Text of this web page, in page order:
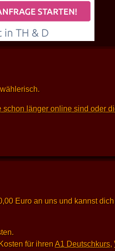
länger online sind oder
Euro an uns und kannst
für ihrenA1 Deutschkurs,